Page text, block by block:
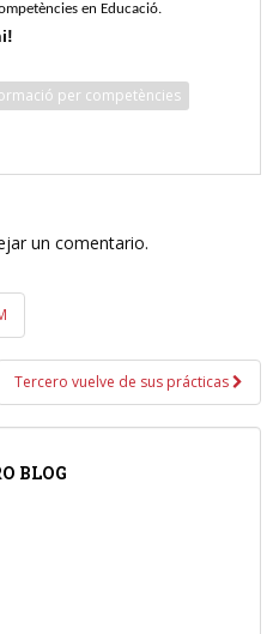
en Educació.
per competències
un comentario.
Tercero vuelve de sus prácticas
BLOG